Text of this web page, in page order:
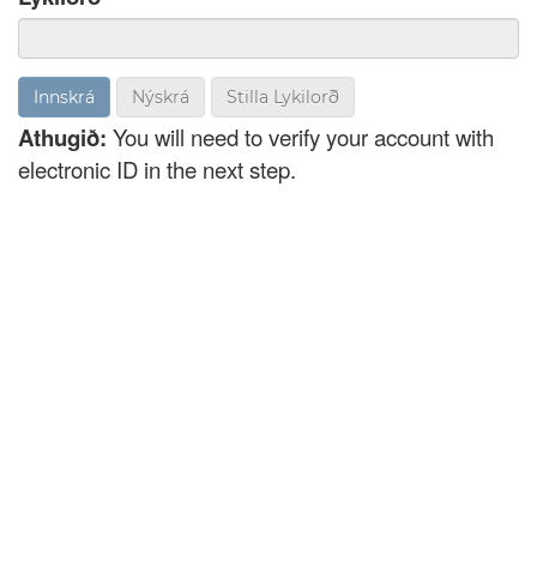
Nýskrá Stilla Lykilorð
Athugið: You will need to verify your account with
electronic ID in the next step.